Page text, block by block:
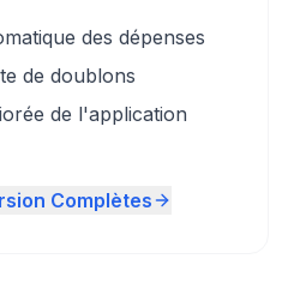
des dépenses
de doublons
de l'application
Complètes